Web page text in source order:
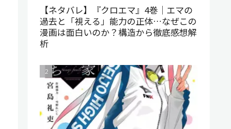
【ネタバレ】『クロエマ』4巻｜エマの
過去と「視える」能力の正体…なぜこの
漫画は面白いのか？構造から徹底感想解
析